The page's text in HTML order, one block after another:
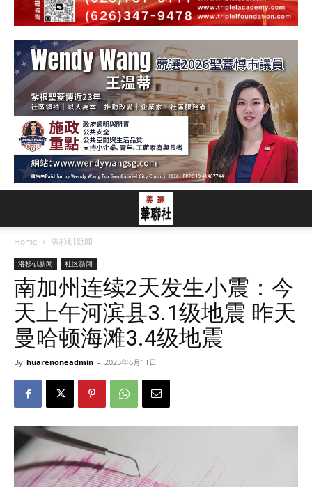
Home 洛杉矶新闻
洛杉矶新闻 社区新闻
南加州连续2天发生小震：今
天上午河滨县3.1级地震 昨天
曼哈顿海滩3.4级地震
By huarenoneadmin - 2025年6月11日